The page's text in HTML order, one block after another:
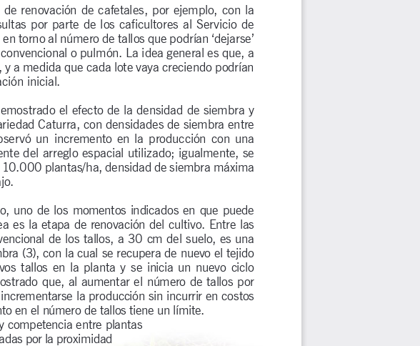
renovación de cafetales, por ejemplo, con la
por parte de los caficultores al Servicio de
torno al número de tallos que podrían ‘dejarse’
o pulmón. La idea general es que, a
a medida que cada lote vaya creciendo podrían
inicial.
el efecto de la densidad de siembra y
Caturra, con densidades de siembra entre
un  incremento  en  la  producción  con  una
del arreglo espacial utilizado; igualmente, se
plantas/ha, densidad de siembra máxima
uno de los momentos indicados en que puede
es la etapa de renovación del cultivo. Entre las
de los tallos, a 30 cm del suelo, es una
(3), con la cual se recupera de nuevo el tejido
tallos  en  la  planta  y  se  inicia  un  nuevo  ciclo
que, al aumentar el número de tallos por
la producción sin incurrir en costos
en el número de tallos tiene un límite.
competencia entre plantas
por la proximidad